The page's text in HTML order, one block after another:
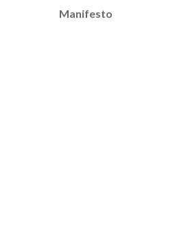
Manifesto